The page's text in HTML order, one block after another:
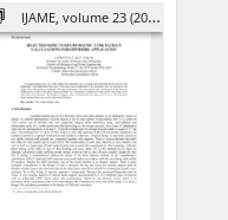
IJAME, volume 23 (2018)